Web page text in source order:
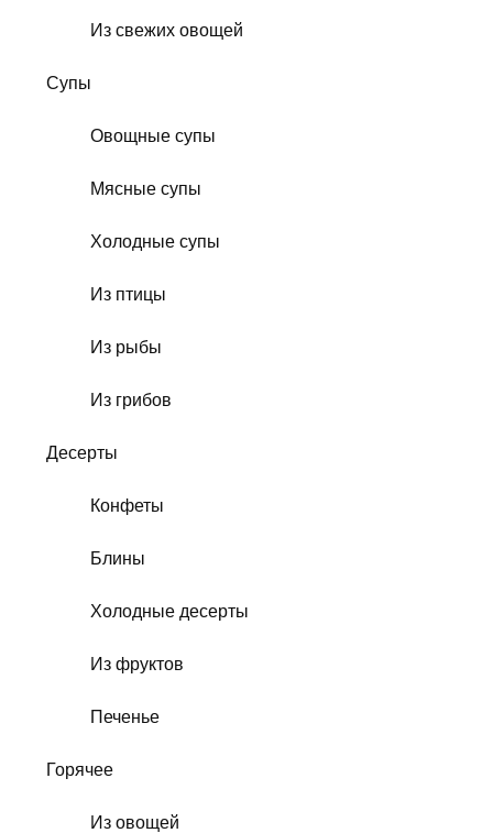
Из свежих овощей
Супы
Овощные супы
Мясные супы
Холодные супы
Из птицы
Из рыбы
Из грибов
Десерты
Конфеты
Блины
Холодные десерты
Из фруктов
Печенье
Горячее
Из овощей